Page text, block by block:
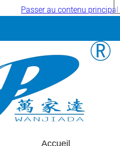
Passer au contenu principal
Accueil